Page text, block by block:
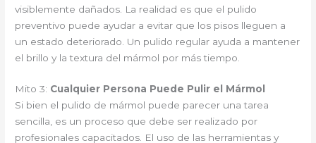
visiblemente dañados. La realidad es que el pulido
preventivo puede ayudar a evitar que los pisos lleguen a
un estado deteriorado. Un pulido regular ayuda a mantener
el brillo y la textura del mármol por más tiempo.
Mito 3: Cualquier Persona Puede Pulir el Mármol
Si bien el pulido de mármol puede parecer una tarea
sencilla, es un proceso que debe ser realizado por
profesionales capacitados. El uso de las herramientas y